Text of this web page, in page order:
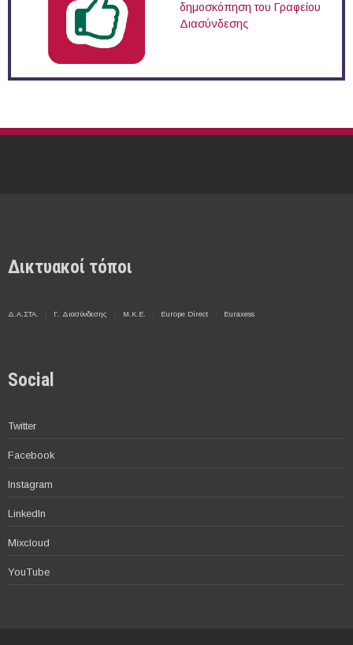
δημοσκόπηση του Γραφείου
Διασύνδεσης
Δικτυακοί τόποι
Δ.Α.ΣΤΑ. Γ. Διασύνδεσης Μ.Κ.Ε. Europe Direct Euraxess
Social
Twitter
Facebook
Instagram
LinkedIn
Mixcloud
YouTube